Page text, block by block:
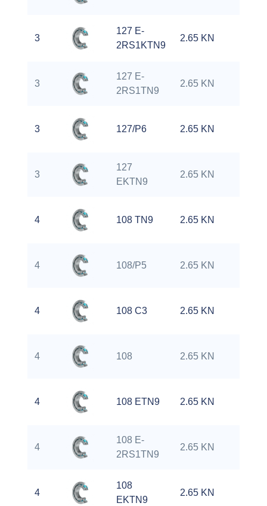
3
127 E-
2RS1KTN9
2.65 KN
3
127 E-
2RS1TN9
2.65 KN
3 127/P6 2.65 KN
3
127
EKTN9
2.65 KN
4 108 TN9 2.65 KN
4 108/P5 2.65 KN
4 108 C3 2.65 KN
4 108 2.65 KN
4 108 ETN9 2.65 KN
4
108 E-
2RS1TN9
2.65 KN
4
108
EKTN9
2.65 KN